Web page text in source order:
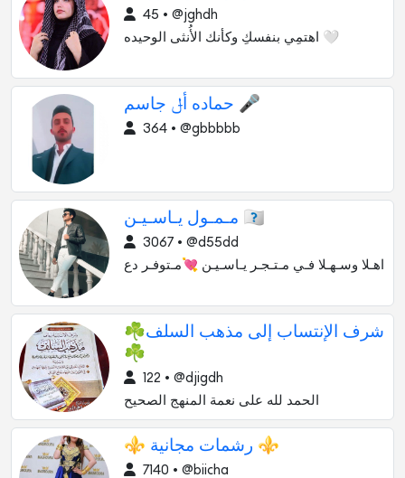
45 • @jghdh
اهتمِي بنفسكِ وكأنك الأُنثى الوحيده 🤍
حماده أݪ جاسم 🎤
364 • @gbbbbb
مـمـول يـاسـيـن 🇮🇶
3067 • @d55dd
اهـلا وسـهـلا فـي مـتـجـر يـاسـيـن 💘مـتوفـر دع
☘شرف الإنتساب إلى مذهب السلف
☘
122 • @djigdh
الحمد لله على نعمة المنهج الصحيح
⚜️ رشمات مجانية ⚜️
7140 • @biicha